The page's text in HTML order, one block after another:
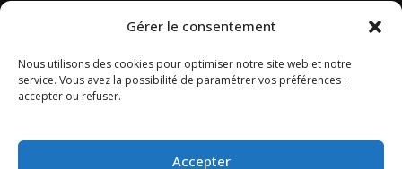
Gérer le consentement
Nous utilisons des cookies pour optimiser notre site web et notre
service. Vous avez la possibilité de paramétrer vos préférences :
accepter ou refuser.
Accepter
1 rue Albert Camus 80480 Salouel
cfl@coachforlife.fr
06 33 05 03 10
lifetraineramiens.fr